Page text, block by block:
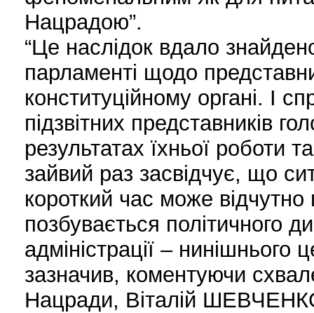
Нацрадою”.
“Це наслідок вдало
парламенті щодо
конституційному органі. І
підзвітних представників
результатах їхньої роботи
зайвий раз засвідчує, що
короткий час може
позбувається політичного
адміністрації – нинішнього
зазначив, коментуючи
Нацради, Віталій